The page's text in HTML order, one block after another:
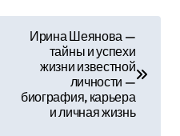
Ирина Шеянова —
тайны и успехи
жизни известной
личности —
биография, карьера
и личная жизнь